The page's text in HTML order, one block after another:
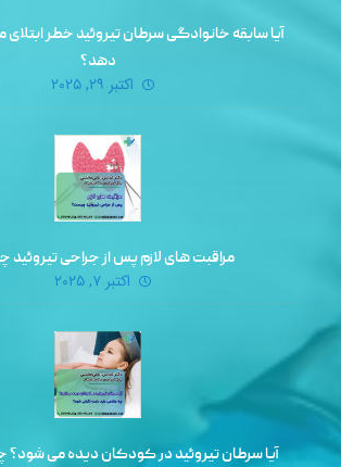
آیا سابقه خانوادگی سرطان تیروئید خطر ابتلای
دهد؟
اکتبر ۲۹, ۲۰۲۵
مراقبت‌ های لازم پس از جراحی
اکتبر ۷, ۲۰۲۵
آیا سرطان تیروئید در کودکان دیده می‌ شود؟